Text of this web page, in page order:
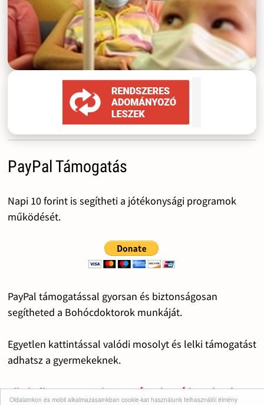
Oldalainkon és mobil alkalmazásainkban cookie-kat használunk felhasználói élmény
PayPal Támogatás
Napi 10 forint is segítheti a jótékonysági programok
működését.
PayPal támogatással gyorsan és biztonságosan
segítheted a Bohócdoktorok munkáját.
Egyetlen kattintással valódi mosolyt és lelki támogatást
adhatsz a gyermekeknek.
Alkalmilag vagy rendszerességgel segítheted Te is a